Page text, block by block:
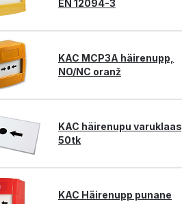
EN 12094-3
KAC MCP3A häirenupp,
NO/NC oranž
KAC häirenupu varuklaas,
50tk
KAC Häirenupp punane